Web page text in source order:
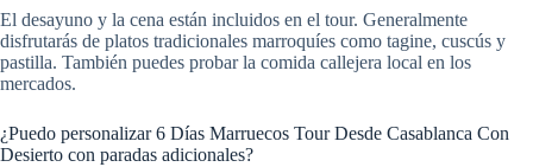
El desayuno y la cena están incluidos en el tour. Generalmente
disfrutarás de platos tradicionales marroquíes como tagine, cuscús y
pastilla. También puedes probar la comida callejera local en los
mercados.
¿Puedo personalizar 6 Días Marruecos Tour Desde Casablanca Con
Desierto con paradas adicionales?